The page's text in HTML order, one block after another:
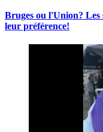
Bruges ou l'Union?
leur préférence!